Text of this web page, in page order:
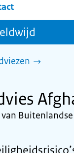
Buitenlandse